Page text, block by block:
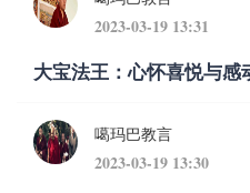
2023-03-19 13:31
大宝法王：心怀喜悦与感
噶玛巴教言
2023-03-19 13:30